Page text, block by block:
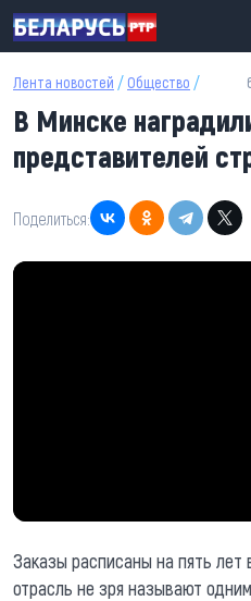
Перейти к основному содержанию
Лента новостей / Общество /
В Минске
представителей
Поделиться:
Заказы расписаны на пять лет
отрасль не зря называют